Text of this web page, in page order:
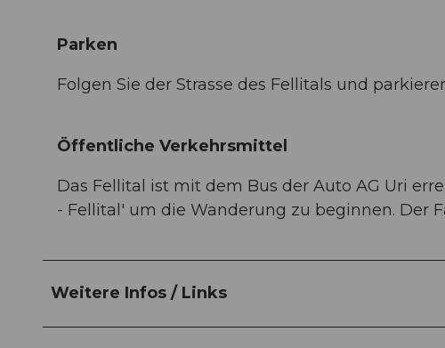
Parken
Folgen Sie der Strasse des Fellitals und
Öffentliche Verkehrsmittel
Das Fellital ist mit dem Bus der Auto AG Uri
- Fellital' um die Wanderung zu beginnen. Der
Weitere Infos / Links